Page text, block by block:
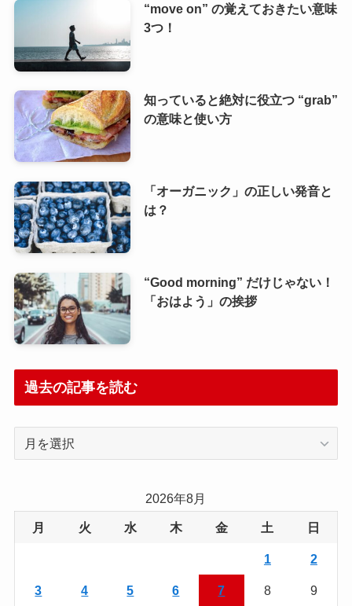
“move on” の覚えておきたい意味
3つ！
知っていると絶対に役立つ “grab”
の意味と使い方
「オーガニック」の正しい発音と
は？
“Good morning” だけじゃない！
「おはよう」の挨拶
過去の記事を読む
事
2026年8月
月 火 水 木 金 土 日
1 2
3 4 5 6 7 8 9